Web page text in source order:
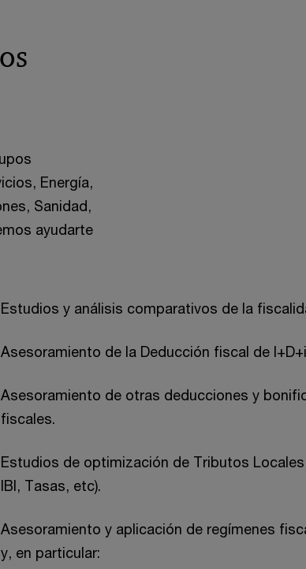
Energía,
Sanidad,
ayudarte
Estudios y análisis comparativos de la
Asesoramiento de la Deducción fiscal de
Asesoramiento de otras deducciones y
fiscales.
Estudios de optimización de Tributos Locales
IBI, Tasas, etc).
Asesoramiento y aplicación de regímenes
y, en particular: